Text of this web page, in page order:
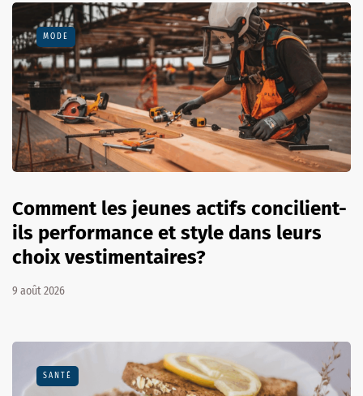
MODE
Comment les jeunes actifs concilient-
ils performance et style dans leurs
choix vestimentaires?
9 août 2026
SANTÉ